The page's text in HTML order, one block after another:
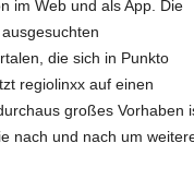
im Web und als App. Die
die sich in Punkto
regiolinxx auf einen
großes Vorhaben
nach und nach um